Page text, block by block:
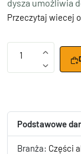
dysza umożliwia
Przeczytaj wiecej
1
Podstawowe
Branża: Części